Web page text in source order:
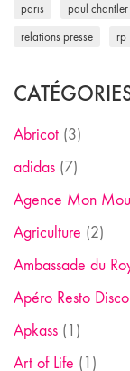
paris paul chantler
relations presse rp
Abricot (3)
adidas (7)
Agence Mon
Agriculture (2)
Ambassade du
Apéro Resto Disco
Apkass (1)
Art of Life (1)